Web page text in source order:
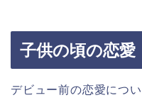
子供の頃の恋愛
デビュー前の恋愛につ